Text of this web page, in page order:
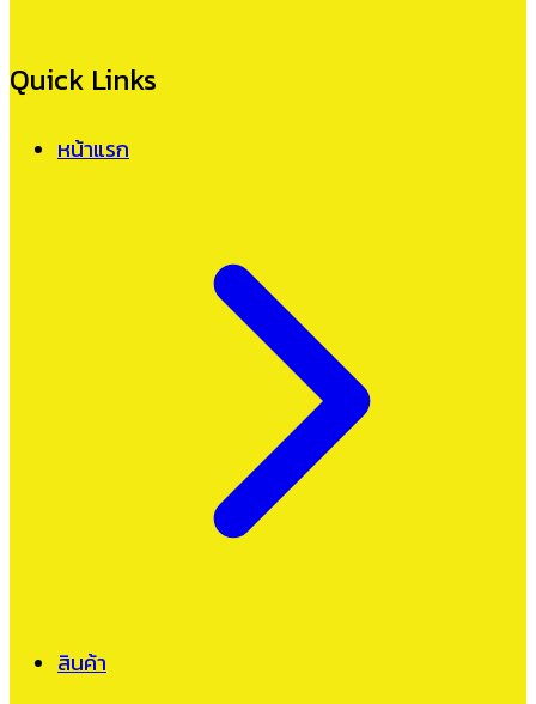
Quick Links
หน้าแรก
สินค้า